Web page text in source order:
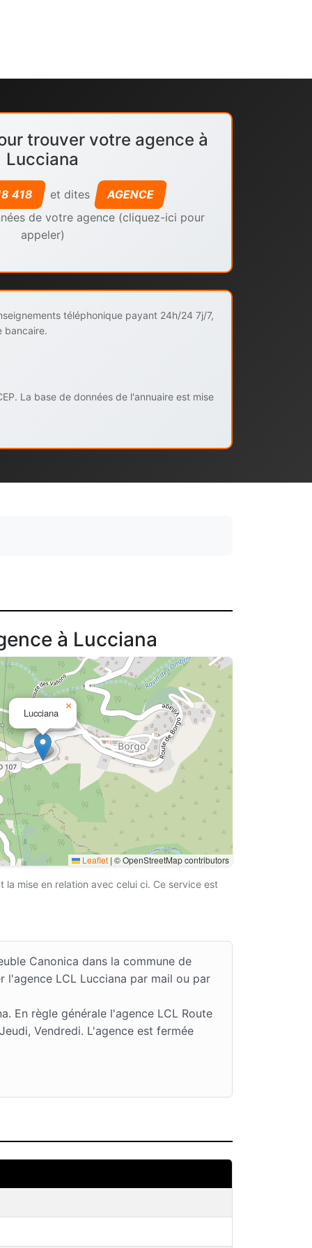
trouver votre agence à
Lucciana
418 et dites
AGENCE
de votre agence (cliquez-ici pour
appeler)
téléphonique payant 24h/24 7j/7,
bancaire.
La base de données de l'annuaire est mise
à Lucciana
Lucciana
×
Leaflet | © OpenStreetMap contributors
mise en relation avec celui ci. Ce service est
Canonica dans la commune de
LCL Lucciana par mail ou par
En règle générale l'agence LCL Route
Vendredi. L'agence est fermée